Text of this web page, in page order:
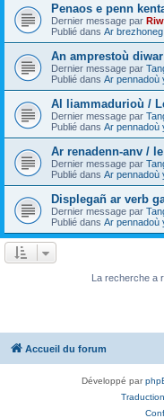
Penaos e penn
Dernier message par
Publié dans Ar brezhoneg
An amprestoù
Dernier message par
Publié dans Ar pennadoù
Al liammadurioù /
Dernier message par
Publié dans Ar pennadoù
Ar renadenn-anv /
Dernier message par
Publié dans Ar pennadoù
Displegañ ar verb
Dernier message par
Publié dans Ar pennadoù
La recherche a
Accueil du forum
Développé par